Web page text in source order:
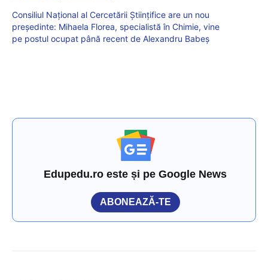
Consiliul Național al Cercetării Științifice are un nou
președinte: Mihaela Florea, specialistă în Chimie, vine
pe postul ocupat până recent de Alexandru Babeș
Edupedu.ro este și pe Google News
ABONEAZĂ-TE